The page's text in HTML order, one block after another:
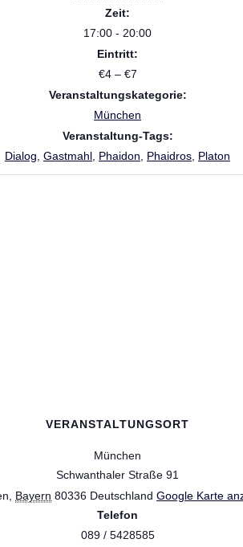
Zeit:
17:00 - 20:00
Eintritt:
€4 – €7
Veranstaltungskategorie:
München
Veranstaltung-Tags:
Dialog Gastmahl Phaidon Phaidros Platon
VERANSTALTUNGSORT
München
Schwanthaler Straße 91
Bayern 80336 Deutschland Google Karte
Telefon
089 / 5428585